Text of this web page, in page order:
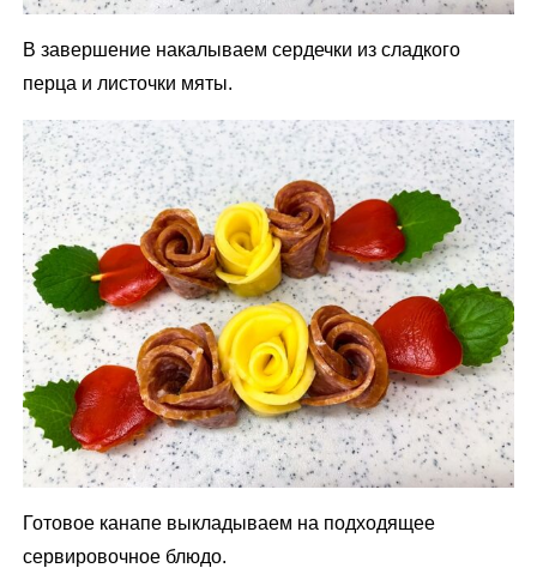
В завершение накалываем сердечки из сладкого
перца и листочки мяты.
Готовое канапе выкладываем на подходящее
сервировочное блюдо.